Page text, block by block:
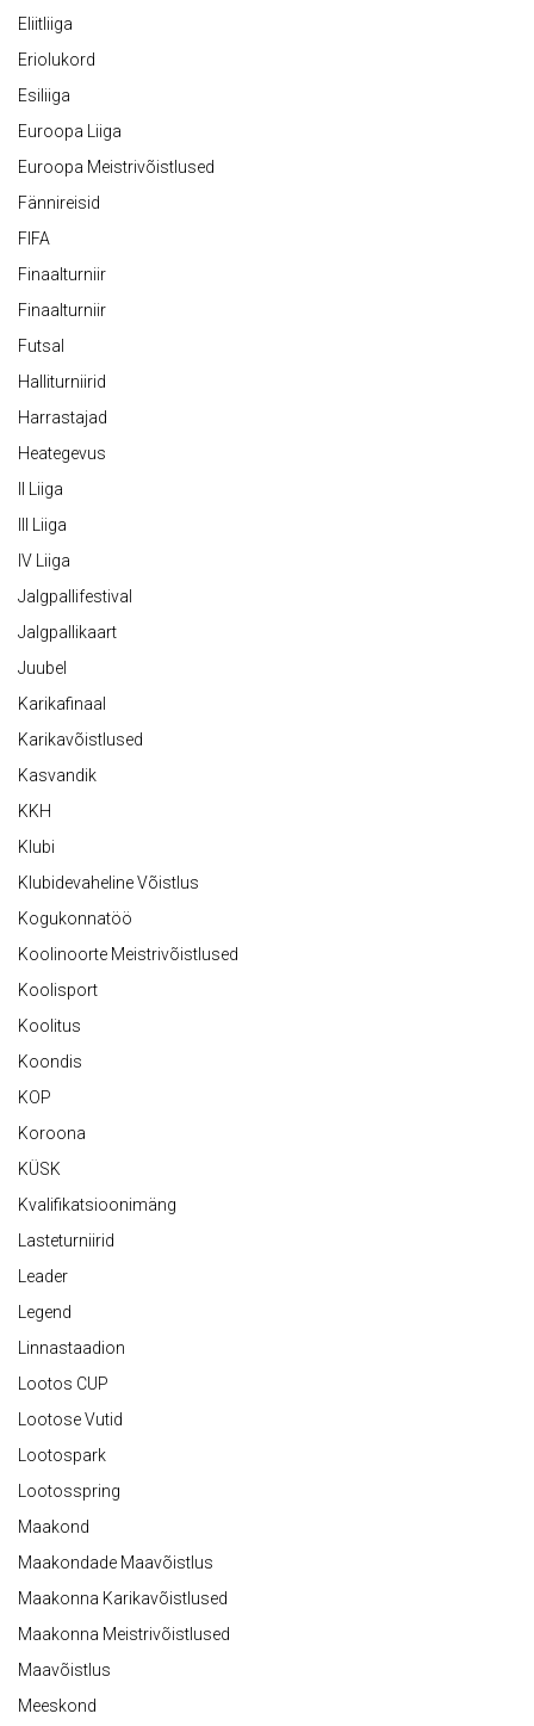
Eliitliiga
Eriolukord
Esiliiga
Euroopa Liiga
Euroopa Meistrivõistlused
Fännireisid
FIFA
Finaalturniir
Finaalturniir
Futsal
Halliturniirid
Harrastajad
Heategevus
II Liiga
III Liiga
IV Liiga
Jalgpallifestival
Jalgpallikaart
Juubel
Karikafinaal
Karikavõistlused
Kasvandik
KKH
Klubi
Klubidevaheline Võistlus
Kogukonnatöö
Koolinoorte Meistrivõistlused
Koolisport
Koolitus
Koondis
KOP
Koroona
KÜSK
Kvalifikatsioonimäng
Lasteturniirid
Leader
Legend
Linnastaadion
Lootos CUP
Lootose Vutid
Lootospark
Lootosspring
Maakond
Maakondade Maavõistlus
Maakonna Karikavõistlused
Maakonna Meistrivõistlused
Maavõistlus
Meeskond